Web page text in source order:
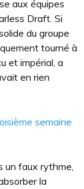
aux équipes
Draft. Si
du groupe
tourné à
et impérial, a
en rien
semaine
un faux rythme,
la